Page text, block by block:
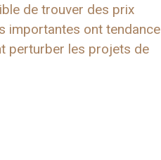
de trouver des prix
importantes ont tendance
perturber les projets de